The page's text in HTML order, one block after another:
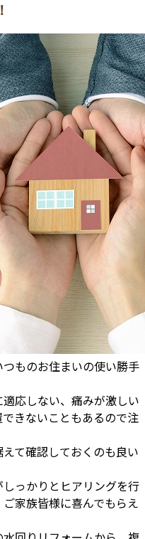
ものお住まいの使い勝手
応しない、痛みが激しい
きないこともあるので注
て確認しておくのも良い
っかりとヒアリングを行
家族皆様に喜んでもらえ